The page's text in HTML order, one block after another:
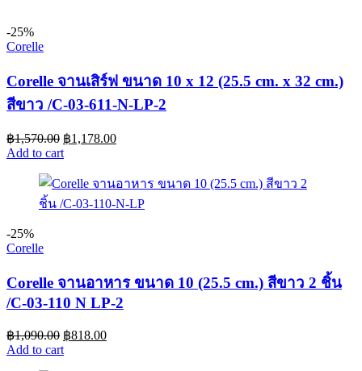
-25%
Corelle
Corelle จานเสิร์ฟ ขนาด 10 x 12 (25.5 cm. x 32 cm.)
สีขาว /C-03-611-N-LP-2
฿1,570.00 ฿1,178.00
Add to cart
-25%
Corelle
Corelle จานอาหาร ขนาด 10 (25.5 cm.) สีขาว 2 ชิ้น
/C-03-110 N LP-2
฿1,090.00 ฿818.00
Add to cart